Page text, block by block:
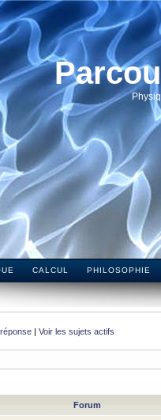
CALCUL PHILOSOPHIE
| Voir les sujets actifs
Forum